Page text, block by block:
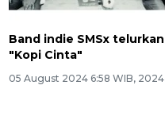
Band indie SMSx telurkan
"Kopi Cinta"
05 August 2024 6:58 WIB, 2024